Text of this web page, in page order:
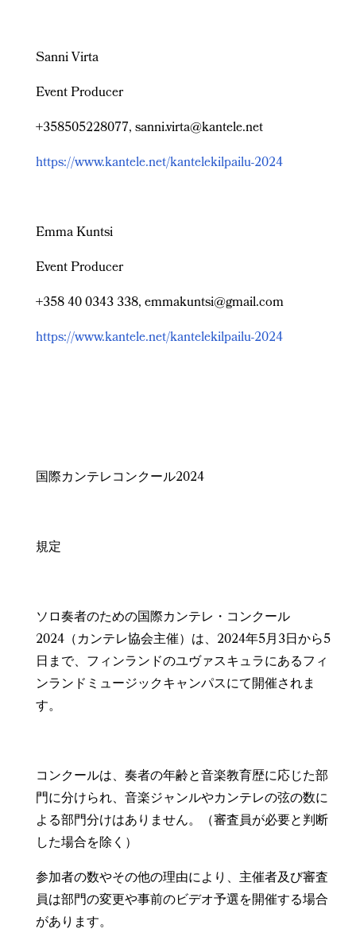
Sanni Virta
Event Producer
+358505228077, sanni.virta@kantele.net
https://www.kantele.net/kantelekilpailu-2024
Emma Kuntsi
Event Producer
+358 40 0343 338, emmakuntsi@gmail.com
https://www.kantele.net/kantelekilpailu-2024
国際カンテレコンクール2024
規定
ソロ奏者のための国際カンテレ・コンクール
2024（カンテレ協会主催）は、2024年5月3日から5
日まで、フィンランドのユヴァスキュラにあるフィ
ンランドミュージックキャンパスにて開催されま
す。
コンクールは、奏者の年齢と音楽教育歴に応じた部
門に分けられ、音楽ジャンルやカンテレの弦の数に
よる部門分けはありません。（審査員が必要と判断
した場合を除く）
参加者の数やその他の理由により、主催者及び審査
員は部門の変更や事前のビデオ予選を開催する場合
があります。